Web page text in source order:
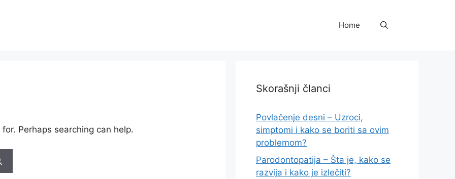
Home
Perhaps searching can help.
Skorašnji članci
Povlačenje desni – Uzroci,
simptomi i kako se boriti sa ovim
problemom?
Parodontopatija – Šta je, kako se
razvija i kako je izlečiti?